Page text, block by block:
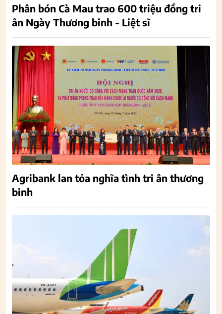
Phân bón Cà Mau trao 600 triệu đồng tri
ân Ngày Thương binh - Liệt sĩ
Agribank lan tỏa nghĩa tình tri ân thương
binh